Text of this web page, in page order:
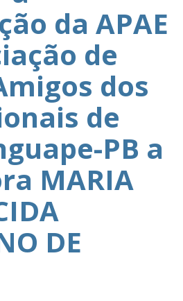
da APAE
de
dos
de
PB a
MARIA
DE